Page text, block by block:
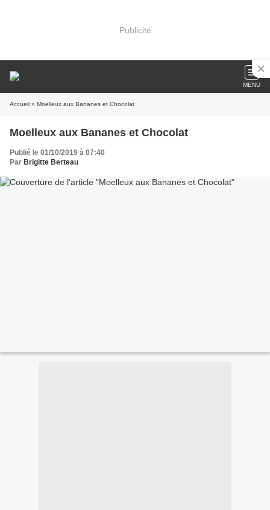
Publicité
MENU
Accueil » Moelleux aux Bananes et Chocolat
Moelleux aux Bananes et Chocolat
Publié le 01/10/2019 à 07:40
Par Brigitte Berteau